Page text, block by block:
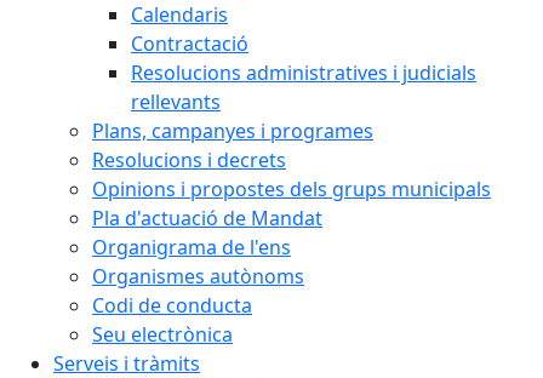
Calendaris
Contractació
Resolucions administratives i judicials
rellevants
Plans, campanyes i programes
Resolucions i decrets
Opinions i propostes dels grups municipals
Pla d'actuació de Mandat
Organigrama de l'ens
Organismes autònoms
Codi de conducta
Seu electrònica
Serveis i tràmits